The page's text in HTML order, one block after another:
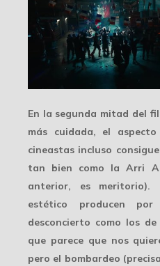
En la segunda mitad del
más cuidada, el
cineastas incluso
tan bien como la Arri
anterior, es meritorio).
estético producen
desconcierto como los
que parece que nos
pero el bombardeo